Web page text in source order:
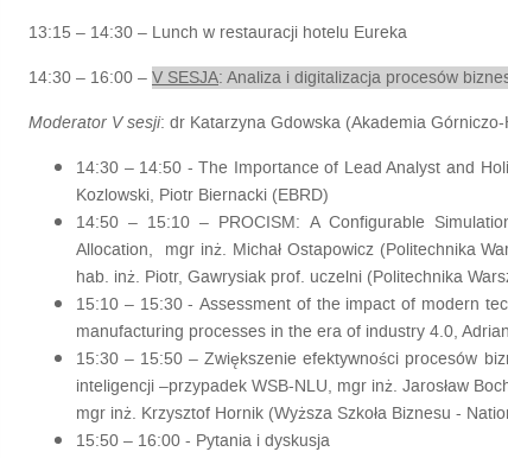
13:15 – 14:30 – Lunch w restauracji hotelu Eureka
14:30 – 16:00 – V SESJA: Analiza i digitalizacja procesów
Moderator V sesji: dr Katarzyna Gdowska (Akademia
14:30 – 14:50 - The Importance of Lead Analyst and
Kozlowski, Piotr Biernacki (EBRD)
14:50 – 15:10 – PROCISM: A Configurable
Allocation,
mgr inż. Michał Ostapowicz (Politechnika
hab. inż. Piotr, Gawrysiak prof. uczelni (Politechnika
15:10 – 15:30 -Assessment of the impact of modern
manufacturing processes in the era of industry 4.0,
15:30 – 15:50 – Zwiększenie efektywności procesów
inteligencji –przypadek WSB-NLU, mgr inż. Jarosław
mgr inż. Krzysztof Hornik (Wyższa Szkoła Biznesu -
15:50 – 16:00 - Pytania i dyskusja